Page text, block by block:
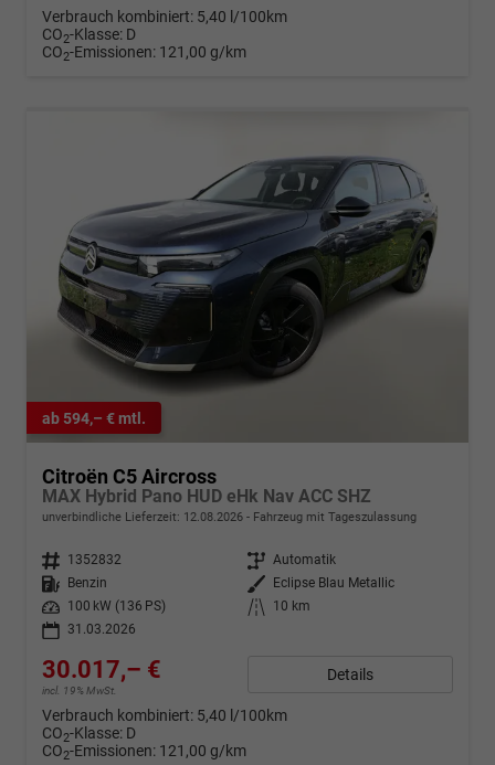
Verbrauch kombiniert: 5,40 l/100km
CO2-Klasse: D
CO2-Emissionen: 121,00 g/km
ab 594,– € mtl.
Citroën C5 Aircross
MAX Hybrid Pano HUD eHk Nav ACC SHZ
unverbindliche Lieferzeit: 12.08.2026 Fahrzeug mit Tageszulassung
Fahrzeugnr. 1352832 Getriebe Automatik
Kraftstoff
Benzin Außenfarbe
Eclipse Blau Metallic
Leistung
100 kW (136 PS) Kilometerstand
10 km
31.03.2026
30.017,– €
incl. 19% MwSt.
Details
Verbrauch kombiniert: 5,40 l/100km
CO2-Klasse: D
CO2-Emissionen: 121,00 g/km